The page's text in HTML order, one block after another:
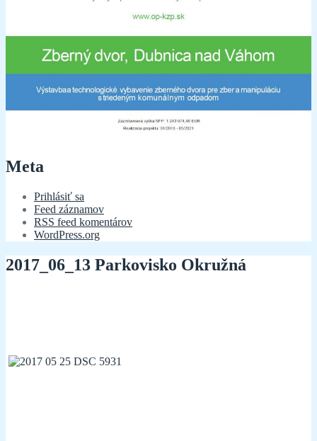
Meta
Prihlásiť sa
Feed záznamov
RSS feed komentárov
WordPress.org
2017_06_13 Parkovisko Okružná